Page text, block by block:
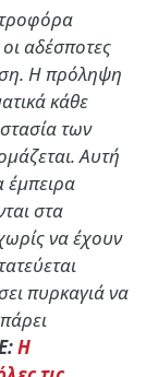
αδέσποτες
Η πρόληψη
κάθε
των
Αυτή
έμπειρα
στα
να έχουν
πυρκαγιά να
Η